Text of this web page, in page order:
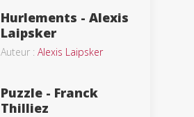
Hurlements - Alexis
Laipsker
Auteur : Alexis Laipsker
Puzzle - Franck
Thilliez